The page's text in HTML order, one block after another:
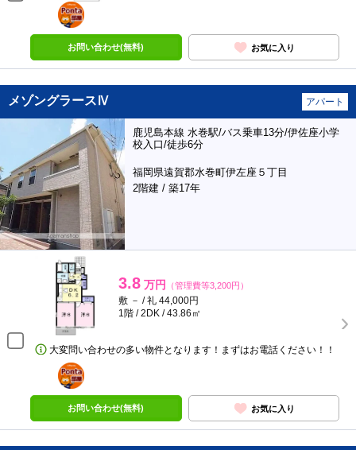
ポンタ
部屋
お問い合わせ(無料) お気に入り
メゾングラースⅣ アパート
鹿児島本線 水巻駅/バス乗車13分/伊佐座小学
校入口/徒歩6分
福岡県遠賀郡水巻町伊左座５丁目
2階建 / 築17年
3.8 万円 （管理費等3,200円）
敷 － / 礼 44,000円
1階 / 2DK / 43.86㎡
大変問い合わせの多い物件となります！まずはお電話ください！！
ポンタ
部屋
お問い合わせ(無料) お気に入り